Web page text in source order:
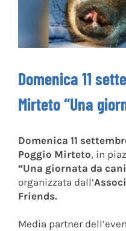
Domenica 11
Mirteto “Una
Domenica 11
Poggio Mirteto, in
“Una giornata da
organizzata dall’
Friends.
Media partner